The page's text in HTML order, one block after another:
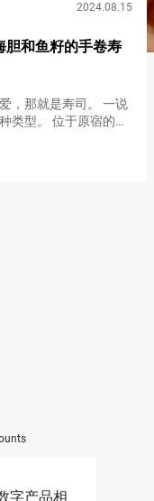
字产品相
2024.08.15
胆和鱼籽的手卷寿
，那就是寿司。 一说
类型。 位于原宿的
…